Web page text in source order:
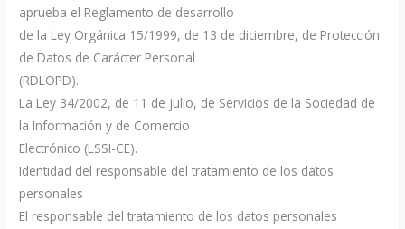
aprueba el Reglamento de desarrollo
de la Ley Orgánica 15/1999, de 13 de diciembre, de Protección
de Datos de Carácter Personal
(RDLOPD).
La Ley 34/2002, de 11 de julio, de Servicios de la Sociedad de
la Información y de Comercio
Electrónico (LSSI-CE).
Identidad del responsable del tratamiento de los datos
personales
El responsable del tratamiento de los datos personales